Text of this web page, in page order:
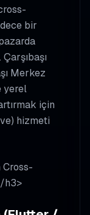
bir
Merkez
yerel
için
hizmeti
Cross-
h3>